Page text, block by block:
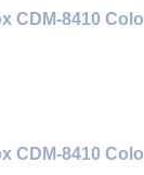
8410
CDM-8410